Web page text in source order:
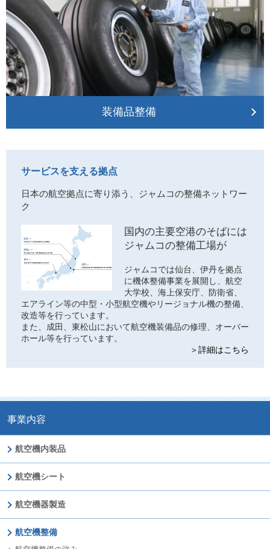
事業内容
航空機内装品
航空機シート
航空機器製造
航空機整備
装備品整備
サービスを支える拠点
日本の航空拠点に寄り添う、ジャムコの整備ネットワー
ク
国内の主要空港のそばには
ジャムコの整備工場が
ジャムコでは仙台、伊丹を拠点
に機体整備事業を展開し、航空
大学校、海上保安庁、防衛省、
エアライン等の中型・小型航空機やリージョナル機の整備、
改造等を行っています。
また、成田、東松山において航空機装備品の修理、オーバー
ホール等を行っています。
＞詳細はこちら